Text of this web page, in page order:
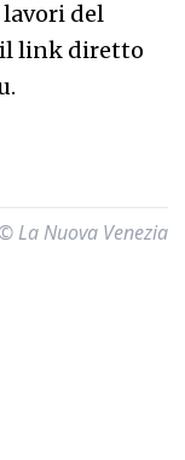
del
il link diretto
La Nuova Venezia